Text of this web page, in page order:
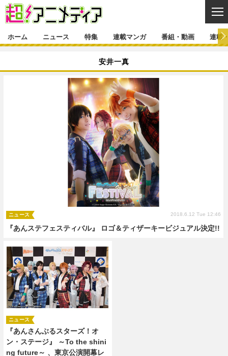
ニュース一覧
ゲーム・アプリ
イベント
新帝スタ
特集一覧
インタビュー レポート
ラキりす
連載マンガ一覧 連載一覧
番組・動画一覧
連載・ブログ一覧
編集部ブログ・お知らせ
ホーム ニュース 特集 連載マンガ 番組・動画 連載
安井一真
『あんステフェスティバル』 ロゴ＆ティザーキービジュアル決定!!
ニュース 2018.6.12 Tue 12:46
『あんさんぶるスターズ！オ
ン・ステージ』 ～To the shini
ng future～ 、東京公演開幕レ
ニュース